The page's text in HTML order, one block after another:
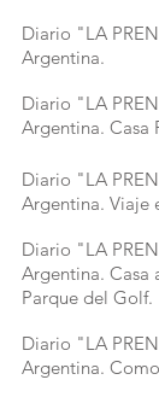
Diario "LA
Argentina.
Diario "LA
Argentina. Casa
Diario "LA
Argentina. Viaje
Diario "LA
Argentina. Casa
Parque del Golf.
Diario "LA
Argentina.